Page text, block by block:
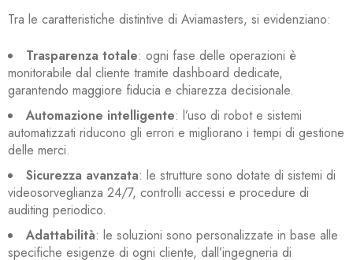
Tra le caratteristiche distintive di Aviamasters, si evidenziano:
Trasparenza totale: ogni fase delle operazioni è
monitorabile dal cliente tramite dashboard dedicate,
garantendo maggiore fiducia e chiarezza decisionale.
Automazione intelligente: l’uso di robot e sistemi
automatizzati riducono gli errori e migliorano i tempi di gestione
delle merci.
Sicurezza avanzata: le strutture sono dotate di sistemi di
videosorveglianza 24/7, controlli accessi e procedure di
auditing periodico.
Adattabilità: le soluzioni sono personalizzate in base alle
specifiche esigenze di ogni cliente, dall’ingegneria di